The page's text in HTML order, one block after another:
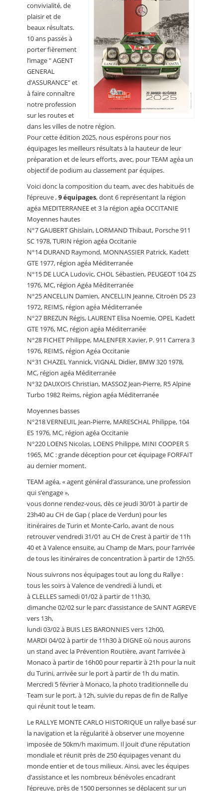
convivialité, de
plaisir et de
beaux résultats.
10 ans passés à
porter fièrement
l’image " AGENT
GENERAL
d’ASSURANCE" et
à faire connaître
notre profession
sur les routes et
dans les villes de notre région.
Pour cette édition 2025, nous espérons pour nos
équipages les meilleurs résultats à la hauteur de leur
préparation et de leurs efforts, avec, pour TEAM agéa un
objectif de podium au classement par équipes.
Voici donc la composition du team, avec des habitués de
l’épreuve ,9 équipages, dont 6 représentant la région
agéa MEDITERRANEE et 3 la région agéa OCCITANIE
Moyennes hautes
N°7 GAUBERT Ghislain, LORMAND Thibaut, Porsche 911
SC 1978, TURIN région agéa Occitanie
N°14 DURAND Raymond, MONNASSIER Patrick, Kadett
GTE 1977, région agéa Méditerranée
N°15 DE LUCA Ludovic, CHOL Sébastien, PEUGEOT 104 ZS
1976, MC, région Agéa Méditerranée
N°25 ANCELLIN Damien, ANCELLIN Jeanne, Citroën DS 23
1972, REIMS, région agéa Méditerranée
N°27 BREZUN Régis, LAURENT Elisa Noemie, OPEL Kadett
GTE 1976, MC, région agéa Méditerranée
N°28 FICHET Philippe, MALENFER Xavier, P. 911 Carrera 3
1976, REIMS, région Agéa Occitanie
N°31 CHAZEL Yannick, VIGNAL Didier, BMW 320 1978,
MC, région agéa Méditerranée
N°32 DAUXOIS Christian, MASSOZ Jean-Pierre, R5 Alpine
Turbo 1982 Reims, région agéa Méditerranée
Moyennes basses
N°218 VERNEUIL Jean-Pierre, MARESCHAL Philippe, 104
ES 1976, MC, région agéa Occitanie
N°220 LOENS Nicolas, LOENS Philippe, MINI COOPER S
1965, MC : grande déception pour cet équipage FORFAIT
au dernier moment.
TEAM agéa, « agent général d’assurance, une profession
qui s’engage »,
vous donne rendez-vous, dès ce jeudi 30/01 à partir de
23h40 au CH de Gap ( place de Verdun) pour les
itinéraires de Turin et Monte-Carlo, avant de nous
retrouver vendredi 31/01 au CH de Crest à partir de 11h
40 et à Valence ensuite, au Champ de Mars, pour l’arrivée
de tous les itinéraires de concentration à partir de 12h55.
Nous suivrons nos équipages tout au long du Rallye :
tous les soirs à Valence de vendredi à lundi, et
à CLELLES samedi 01/02 à partir de 11h30,
dimanche 02/02 sur le parc d’assistance de SAINT AGREVE
vers 13h,
lundi 03/02 à BUIS LES BARONNIES vers 12h00,
MARDI 04/02 à partir de 11h30 à DIGNE où nous aurons
un stand avec la Prévention Routière, avant l’arrivée à
Monaco à partir de 16h00 pour repartir à 21h pour la nuit
du Turini, arrivée sur le port à partir de 1h du matin.
Mercredi 5 février à Monaco, la photo traditionnelle du
Team sur le port, à 12h, suivie du repas de fin de Rallye
qui réunit tout le team.
Le RALLYE MONTE CARLO HISTORIQUE un rallye basé sur
la navigation et la régularité à observer une moyenne
imposée de 50km/h maximum. Il jouit d’une réputation
mondiale et réunit près de 250 équipages venant du
monde entier et de tous milieux. Ainsi, avec les équipes
d’assistance et les nombreux bénévoles encadrant
l’épreuve, près de 1500 personnes se déplacent sur un